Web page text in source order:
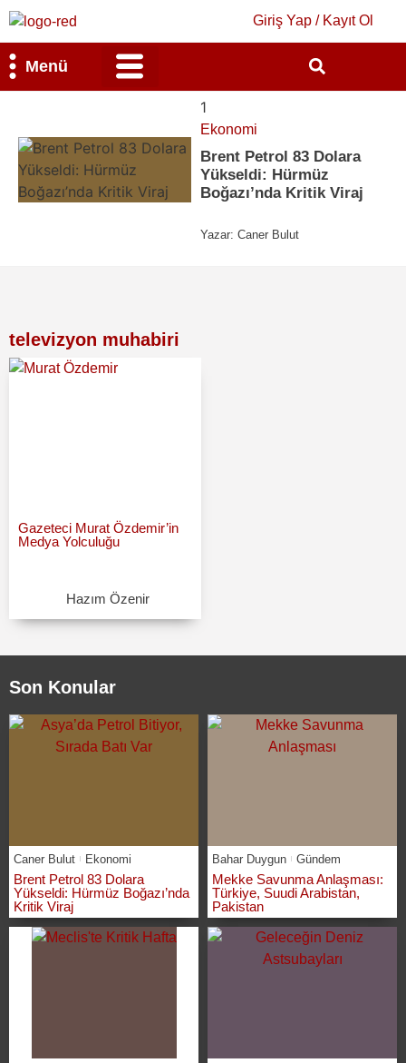
Giriş Yap / Kayıt Ol
Menü
1
Ekonomi
Brent Petrol 83 Dolara
Yükseldi: Hürmüz
Boğazı’nda Kritik Viraj
Yazar: Caner Bulut
televizyon muhabiri
Gazeteci Murat Özdemir’in
Medya Yolculuğu
Hazım Özenir
Son Konular
Caner Bulut Ekonomi
Brent Petrol 83 Dolara
Yükseldi: Hürmüz Boğazı’nda
Kritik Viraj
Bahar Duygun Gündem
Mekke Savunma Anlaşması:
Türkiye, Suudi Arabistan,
Pakistan